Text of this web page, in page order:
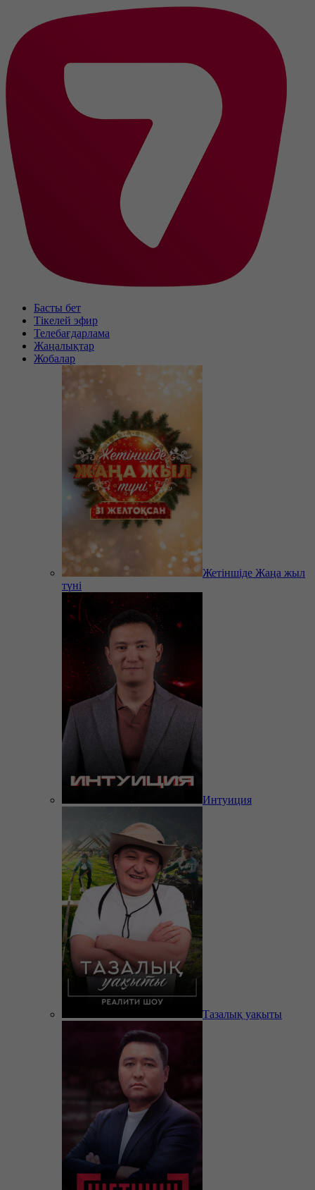
Басты бет
Тікелей эфир
Телебағдарлама
Жаңалықтар
Жобалар
Жетіншіде Жаңа жыл
түні
Интуиция
Тазалық уақыты